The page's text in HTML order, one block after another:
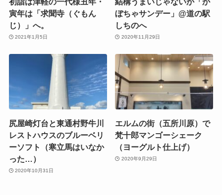
寅年は「求聞寺（ぐもん
じ）」へ。
2021年1月5日
ぼちゃサンデー」@道の駅
しちのへ
2020年11月29日
尻屋崎灯台と東通村野牛川
レストハウスのブルーベリ
ーソフト（寒立馬はいなか
った…）
2020年10月31日
エルムの街（五所川原）で
梵十郎マンゴーシェーク
（ヨーグルト仕上げ）
2020年9月29日